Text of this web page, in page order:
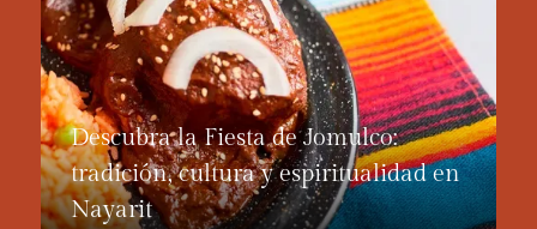
Descubra la Fiesta de Jomulco:
tradición, cultura y espiritualidad en
Nayarit